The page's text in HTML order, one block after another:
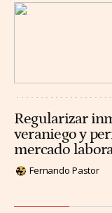
Regularizar
veraniego y
mercado
Fernando Pastor